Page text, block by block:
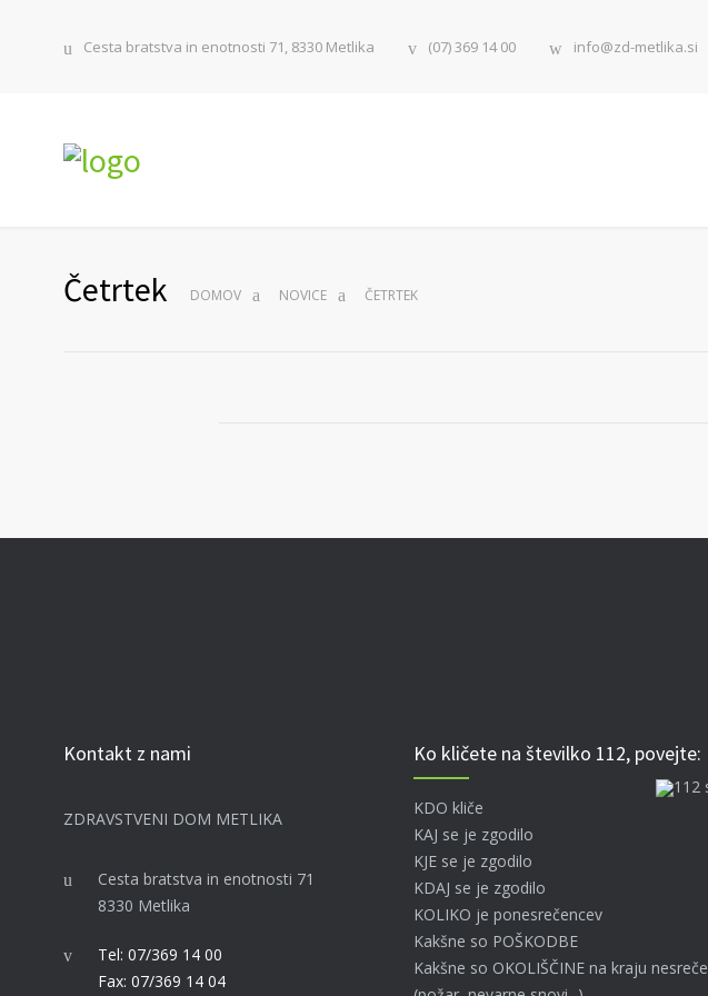
Cesta bratstva in enotnosti 71, 8330 Metlika (07) 369 14 00 info@zd-metlika.si
Četrtek DOMOV NOVICE ČETRTEK
Kontakt z nami
ZDRAVSTVENI DOM METLIKA
Cesta bratstva in enotnosti 71
8330 Metlika
Tel: 07/369 14 00
Fax: 07/369 14 04
Ko kličete na številko 112, povejte:
KDO kliče
KAJ se je zgodilo
KJE se je zgodilo
KDAJ se je zgodilo
KOLIKO je ponesrečencev
Kakšne so POŠKODBE
Kakšne so OKOLIŠČINE na kraju nesreče